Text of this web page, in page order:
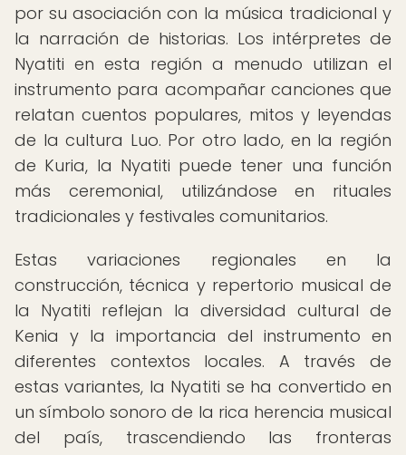
por su asociación con la música tradicional y
la narración de historias. Los intérpretes de
Nyatiti en esta región a menudo utilizan el
instrumento para acompañar canciones que
relatan cuentos populares, mitos y leyendas
de la cultura Luo. Por otro lado, en la región
de Kuria, la Nyatiti puede tener una función
más ceremonial, utilizándose en rituales
tradicionales y festivales comunitarios.
Estas variaciones regionales en la
construcción, técnica y repertorio musical de
la Nyatiti reflejan la diversidad cultural de
Kenia y la importancia del instrumento en
diferentes contextos locales. A través de
estas variantes, la Nyatiti se ha convertido en
un símbolo sonoro de la rica herencia musical
del país, trascendiendo las fronteras